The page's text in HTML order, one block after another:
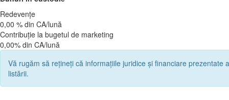
Redevențe
0,00 % din CA/lună
Contribuție la bugetul de marketing
0,00% din CA/lună
Vă rugăm să rețineți că informațiile juridice și financiare
listării.